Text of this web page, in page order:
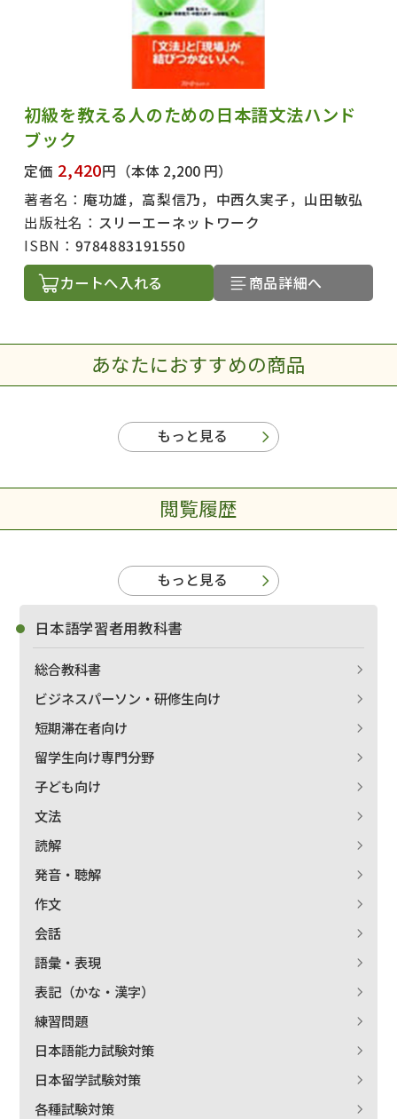
出版社名で絞り込む
著者名で絞り込む
初級を教える人のための日本語文法ハンド
ブック
定価 2,420円 （本体 2,200 円）
著者名： 庵功雄，高梨信乃，中西久実子，山田敏弘
出版社名： スリーエーネットワーク
ISBN： 9784883191550
カートへ入れる 商品詳細へ
あなたにおすすめの商品
もっと見る
閲覧履歴
もっと見る
日本語学習者用教科書
総合教科書
ビジネスパーソン・研修生向け
短期滞在者向け
留学生向け専門分野
子ども向け
文法
読解
発音・聴解
作文
会話
語彙・表現
表記（かな・漢字）
練習問題
日本語能力試験対策
日本留学試験対策
各種試験対策